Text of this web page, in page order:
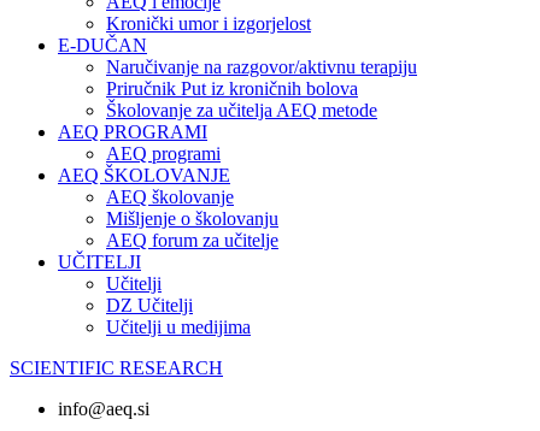
Kronički umor i izgorjelost
E-DUČAN
Naručivanje na razgovor/aktivnu terapiju
Priručnik Put iz kroničnih bolova
Školovanje za učitelja AEQ metode
AEQ PROGRAMI
AEQ programi
AEQ ŠKOLOVANJE
AEQ školovanje
Mišljenje o školovanju
AEQ forum za učitelje
UČITELJI
Učitelji
DZ Učitelji
Učitelji u medijima
SCIENTIFIC RESEARCH
info@aeq.si